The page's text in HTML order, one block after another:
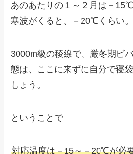
あのあたりの１～２月は－15℃
寒波がくると、－20℃くらい。
3000m級の稜線で、厳冬期ビ
態は、ここに来ずに自分で寝
しょう。
ということで
対応温度は－15～－20℃が必